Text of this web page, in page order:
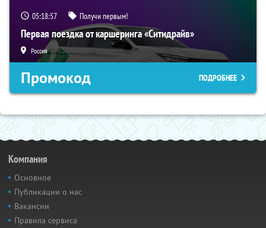
05:18:56 Получи первым!
Первая поездка от каршеринга «Ситидрайв»
Россия
Промокод ПОДРОБНЕЕ
Компания
Основное
Публикации о нас
Вакансии
Правила сервиса